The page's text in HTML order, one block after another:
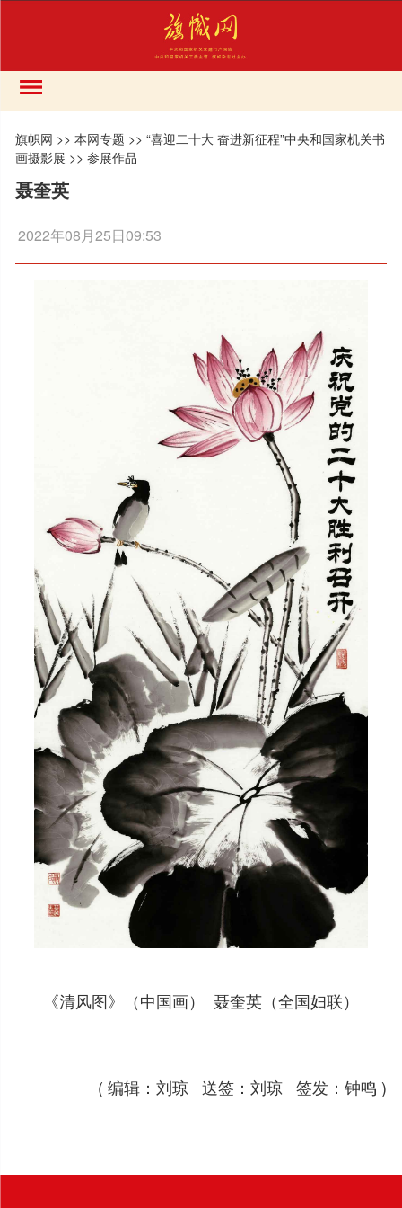
旗帜网 >>本网专题 >>“喜迎二十大 奋进新征程”中央和国家机关书
画摄影展 >>参展作品
聂奎英
2022年08月25日09:53
《清风图》（中国画） 聂奎英（全国妇联）
( 编辑：刘琼 送签：刘琼 签发：钟鸣 )